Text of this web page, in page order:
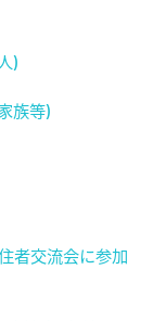
)
族等)
者交流会に参加